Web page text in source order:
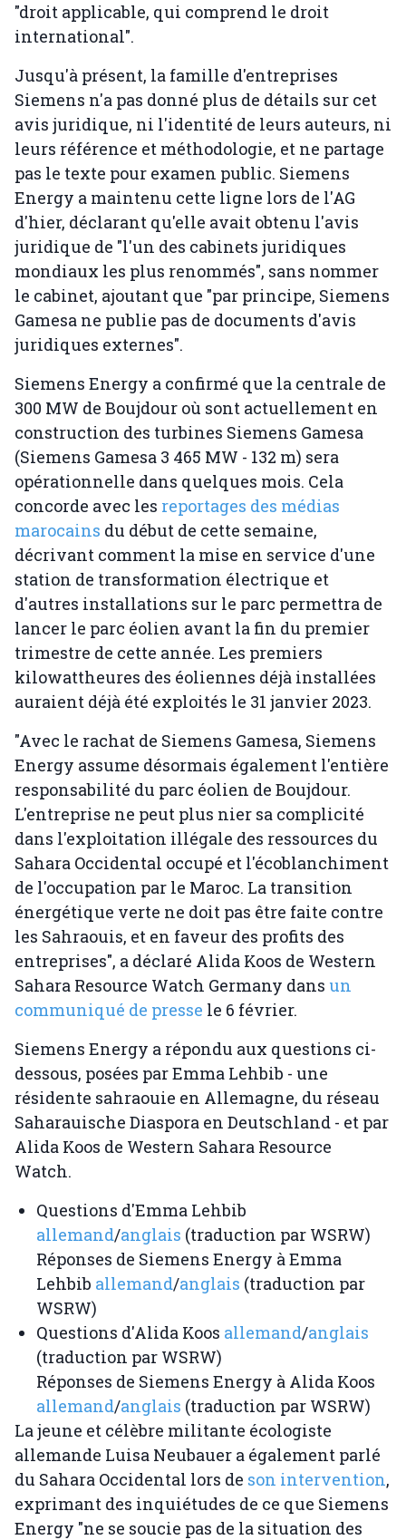
"droit applicable, qui comprend le droit
international".
Jusqu'à présent, la famille d'entreprises
Siemens n'a pas donné plus de détails sur cet
avis juridique, ni l'identité de leurs auteurs, ni
leurs référence et méthodologie, et ne partage
pas le texte pour examen public. Siemens
Energy a maintenu cette ligne lors de l'AG
d'hier, déclarant qu'elle avait obtenu l'avis
juridique de "l'un des cabinets juridiques
mondiaux les plus renommés", sans nommer
le cabinet, ajoutant que "par principe, Siemens
Gamesa ne publie pas de documents d'avis
juridiques externes".
Siemens Energy a confirmé que la centrale de
300 MW de Boujdour où sont actuellement en
construction des turbines Siemens Gamesa
(Siemens Gamesa 3 465 MW - 132 m) sera
opérationnelle dans quelques mois. Cela
concorde avec les reportages des médias
marocains du début de cette semaine,
décrivant comment la mise en service d'une
station de transformation électrique et
d'autres installations sur le parc permettra de
lancer le parc éolien avant la fin du premier
trimestre de cette année. Les premiers
kilowattheures des éoliennes déjà installées
auraient déjà été exploités le 31 janvier 2023.
"Avec le rachat de Siemens Gamesa, Siemens
Energy assume désormais également l'entière
responsabilité du parc éolien de Boujdour.
L'entreprise ne peut plus nier sa complicité
dans l'exploitation illégale des ressources du
Sahara Occidental occupé et l'écoblanchiment
de l'occupation par le Maroc. La transition
énergétique verte ne doit pas être faite contre
les Sahraouis, et en faveur des profits des
entreprises", a déclaré Alida Koos de Western
Sahara Resource Watch Germany dans un
communiqué de presse le 6 février.
Siemens Energy a répondu aux questions ci-
dessous, posées par Emma Lehbib - une
résidente sahraouie en Allemagne, du réseau
Saharauische Diaspora en Deutschland - et par
Alida Koos de Western Sahara Resource
Watch.
Questions d'Emma Lehbib
allemand/anglais (traduction par WSRW)
Réponses de Siemens Energy à Emma
Lehbib allemand/anglais (traduction par
WSRW)
Questions d'Alida Koos allemand/anglais
(traduction par WSRW)
Réponses de Siemens Energy à Alida Koos
allemand/anglais (traduction par WSRW)
La jeune et célèbre militante écologiste
allemande Luisa Neubauer a également parlé
du Sahara Occidental lors de son intervention,
exprimant des inquiétudes de ce que Siemens
Energy "ne se soucie pas de la situation des